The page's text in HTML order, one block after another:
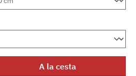
introduce la
A la cesta